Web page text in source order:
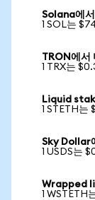
Solana에서
1 SOL는
TRON에서
1 TRX는
Liquid
1 STETH는
Sky Dollar
1 USDS는
Wrapped
1 WSTETH